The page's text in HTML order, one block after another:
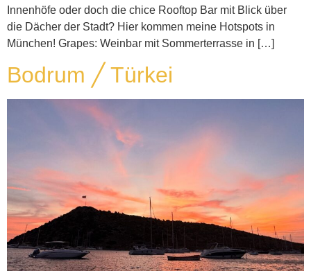
Innenhöfe oder doch die chice Rooftop Bar mit Blick über
die Dächer der Stadt? Hier kommen meine Hotspots in
München! Grapes: Weinbar mit Sommerterrasse in […]
Bodrum ╱ Türkei